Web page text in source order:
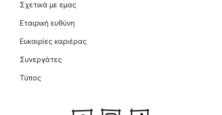
Σχετικά με εμας
Εταιρική ευθύνη
Ευκαιρίες καριέρας
Συνεργάτες
Τύπος